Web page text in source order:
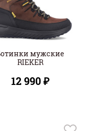
мужские
RIEKER
12 990 ₽